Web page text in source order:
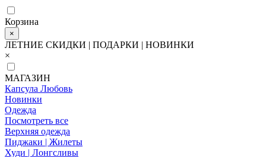
Корзина
×
ЛЕТНИЕ СКИДКИ | ПОДАРКИ | НОВИНКИ
×
МАГАЗИН
Капсула Любовь
Новинки
Одежда
Посмотреть все
Верхняя одежда
Пиджаки | Жилеты
Худи | Лонгсливы